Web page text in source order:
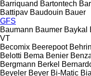
Barriquand Bartontech
Battipav Baudouin Bauer
GFS
Baumann Baumer Baykal
VT
Becomix Beerepoot
Belotti Bema Benier
Bergmann Berkel
Beyeler Beyer Bi-Matic